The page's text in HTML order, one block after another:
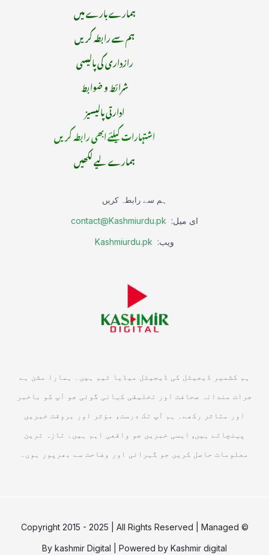
ہمارے بارے میں
ہم سے رابطہ کریں
رازداری کی پالیسی
شرائط و ضوابط
ادارتی پالیسیز
اشتہارات کیلئے ابھی رابطہ کریں
ہمارے لیے لکھیں
ہم سے رابطہ کریں
ای میل: contact@Kashmiurdu.pk
ویب: Kashmiurdu.pk
ہم کشمیر ڈیجیٹل کی ڈیجیٹل میڈیا ٹیم ہیں۔ ہمارا مشن ہے
جرات مندانہ صحافت اور تخلیقی کہانی گوئی جو آپ کو باخبر
اور متاثر رکھے۔ ہم آپ تک درست، مؤثر اور بروقت خبریں
پہنچاتے ہیں, ایسی خبریں جو واقعی اہم ہیں۔ تازہ ترین
معلومات حاصل کریں جو گہرائی اور وضاحت سے بھرپور ہوں۔
© Copyright 2015 - 2025 | All Rights Reserved | Managed
By kashmir Digital | Powered by Kashmir digital